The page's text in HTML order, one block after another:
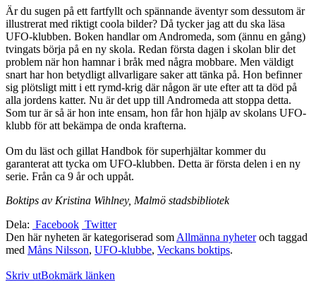
Är du sugen på ett fartfyllt och spännande äventyr som dessutom är
illustrerat med riktigt coola bilder? Då tycker jag att du ska läsa
UFO-klubben. Boken handlar om Andromeda, som (ännu en gång)
tvingats börja på en ny skola. Redan första dagen i skolan blir det
problem när hon hamnar i bråk med några mobbare. Men väldigt
snart har hon betydligt allvarligare saker att tänka på. Hon befinner
sig plötsligt mitt i ett rymd-krig där någon är ute efter att ta död på
alla jordens katter. Nu är det upp till Andromeda att stoppa detta.
Som tur är så är hon inte ensam, hon får hon hjälp av skolans UFO-
klubb för att bekämpa de onda krafterna.
Om du läst och gillat Handbok för superhjältar kommer du
garanterat att tycka om UFO-klubben. Detta är första delen i en ny
serie. Från ca 9 år och uppåt.
Boktips av Kristina Wihlney, Malmö stadsbibliotek
Dela: Facebook Twitter
Den här nyheten är kategoriserad som Allmänna nyheteroch taggad
med Måns Nilsson, UFO-klubbe, Veckans boktips.
Skriv utBokmärk länken